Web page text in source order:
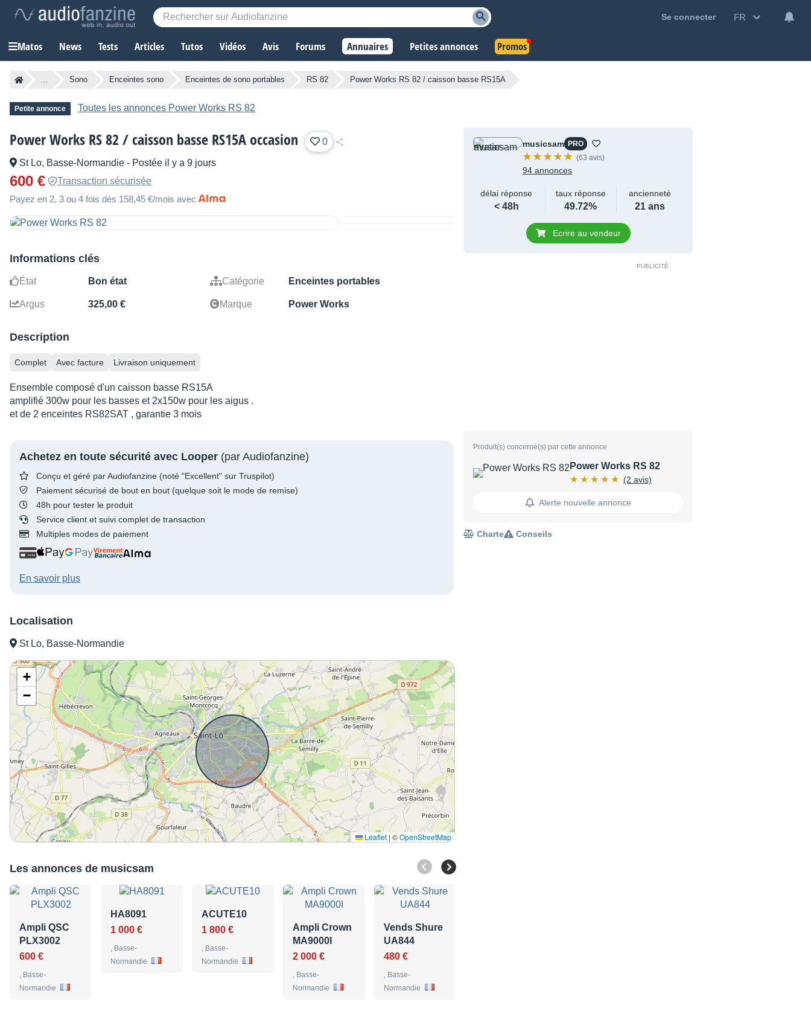
Se connecter FR
Matos News Tests Articles Tutos Vidéos Avis Forums Annuaires Petites annonces Promos
... Sono Enceintes sono Enceintes de sono portables RS 82 Power Works RS 82 / caisson basse RS15A
Petite annonce Toutes les annonces Power Works RS 82
Power Works RS 82 / caisson basse RS15A occasion 0
St Lo, Basse-Normandie - Postée il y a 9 jours
600 €
Transaction sécurisée
Payez en 2, 3 ou 4 fois dès 158,45 €/mois avec
Informations clés
État Bon état Catégorie Enceintes portables
Argus 325,00 € Marque Power Works
Description
Complet Avec facture Livraison uniquement
Ensemble composé d'un caisson basse RS15A
amplifié 300w pour les basses et 2x150w pour les aigus .
et de 2 enceintes RS82SAT , garantie 3 mois
Achetez en toute sécurité avec Looper (par Audiofanzine)
Conçu et géré par Audiofanzine (noté "Excellent" sur Truspilot)
Paiement sécurisé de bout en bout (quelque soit le mode de remise)
48h pour tester le produit
Service client et suivi complet de transaction
Multiples modes de paiement
En savoir plus
Localisation
St Lo, Basse-Normandie
+
−
Leaflet | ©OpenStreetMap
Les annonces de musicsam
Ampli QSC
PLX3002
600 €
, Basse-
Normandie
HA8091
1 000 €
, Basse-
Normandie
ACUTE10
1 800 €
, Basse-
Normandie
Ampli Crown
MA9000I
2 000 €
, Basse-
Normandie
Vends Shure
UA844
480 €
, Basse-
Normandie
musicsam PRO
(63 avis)
94 annonces
délai réponse
< 48h
taux réponse
49.72%
ancienneté
21 ans
Ecrire au vendeur
Produit(s) concerné(s) par cette annonce
Power Works RS 82
(2 avis)
Alerte nouvelle annonce
Charte Conseils